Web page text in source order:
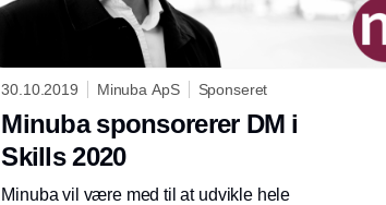
30.10.2019 Minuba ApS Sponseret
Minuba sponsorerer DM i
Skills 2020
Minuba vil være med til at udvikle hele